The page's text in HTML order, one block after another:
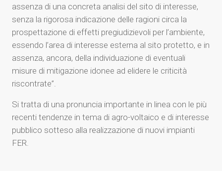
assenza di una concreta analisi del sito di interesse,
senza la rigorosa indicazione delle ragioni circa la
prospettazione di effetti pregiudizievoli per l’ambiente,
essendo l’area di interesse esterna al sito protetto, e in
assenza, ancora, della individuazione di eventuali
misure di mitigazione idonee ad elidere le criticità
riscontrate”.
Si tratta di una pronuncia importante in linea con le più
recenti tendenze in tema di agro-voltaico e di interesse
pubblico sotteso alla realizzazione di nuovi impianti
FER.